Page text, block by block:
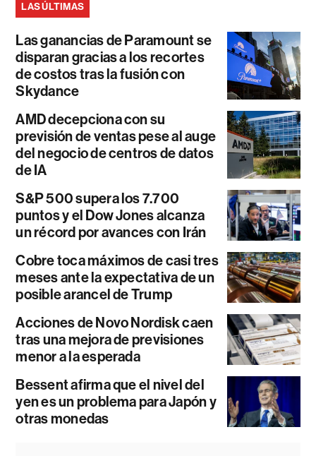
LAS ÚLTIMAS
Las ganancias de Paramount se
disparan gracias a los recortes
de costos tras la fusión con
Skydance
AMD decepciona con su
previsión de ventas pese al auge
del negocio de centros de datos
de IA
S&P 500 supera los 7.700
puntos y el Dow Jones alcanza
un récord por avances con Irán
Cobre toca máximos de casi tres
meses ante la expectativa de un
posible arancel de Trump
Acciones de Novo Nordisk caen
tras una mejora de previsiones
menor a la esperada
Bessent afirma que el nivel del
yen es un problema para Japón y
otras monedas